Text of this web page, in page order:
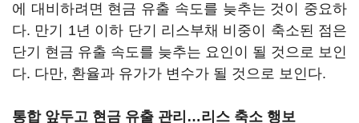
에 대비하려면 현금 유출 속도를 늦추는 것이 중요하
다. 만기 1년 이하 단기 리스부채 비중이 축소된 점은
단기 현금 유출 속도를 늦추는 요인이 될 것으로 보인
다. 다만, 환율과 유가가 변수가 될 것으로 보인다.
통합 앞두고 현금 유출 관리…리스 축소 행보